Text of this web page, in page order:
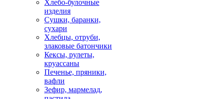
Хлебо-булочные
изделия
Сушки, баранки,
сухари
Хлебцы, отруби,
злаковые батончики
Кексы, рулеты,
круассаны
Печенье, пряники,
вафли
Зефир, мармелад,